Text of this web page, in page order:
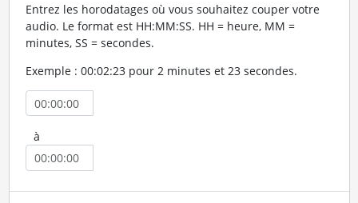
Entrez les horodatages où vous souhaitez couper votre
audio. Le format est HH:MM:SS. HH = heure, MM =
minutes, SS = secondes.
Exemple : 00:02:23 pour 2 minutes et 23 secondes.
à